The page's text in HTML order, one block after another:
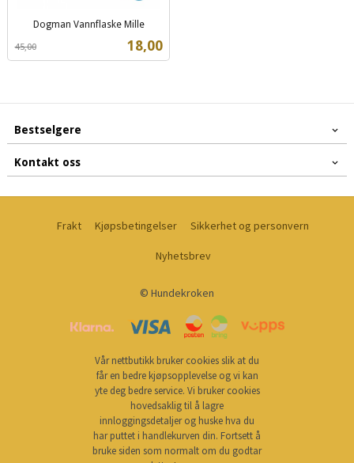
Dogman Vannflaske Mille
Tilbud
18,00
45,00
mva.
Bestselgere
Kontakt oss
Frakt Kjøpsbetingelser Sikkerhet og personvern
Nyhetsbrev
© Hundekroken
Vår nettbutikk bruker cookies slik at du
får en bedre kjøpsopplevelse og vi kan
yte deg bedre service. Vi bruker cookies
hovedsaklig til å lagre
innloggingsdetaljer og huske hva du
har puttet i handlekurven din. Fortsett å
bruke siden som normalt om du godtar